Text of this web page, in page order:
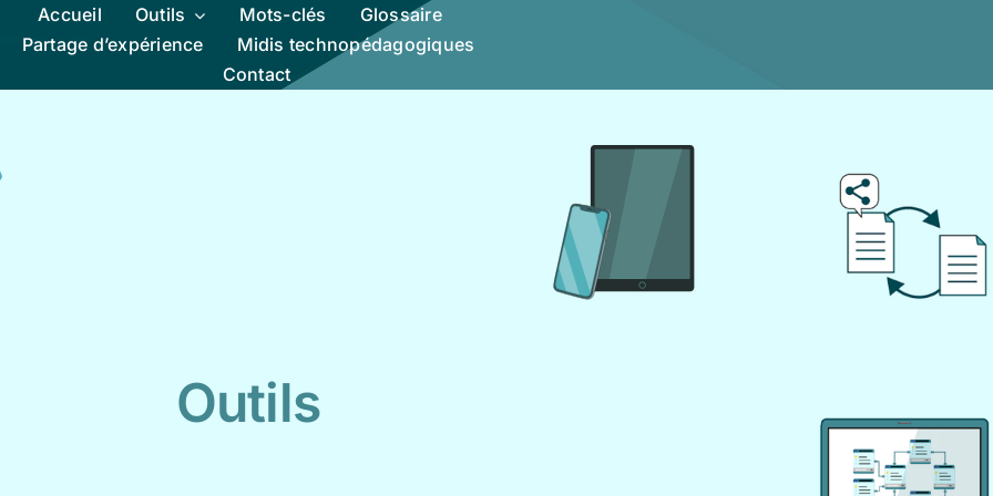
Accueil Outils Mots-clés
Glossaire
Partage d’expérience
Midis technopédagogiques
Contact
Outils